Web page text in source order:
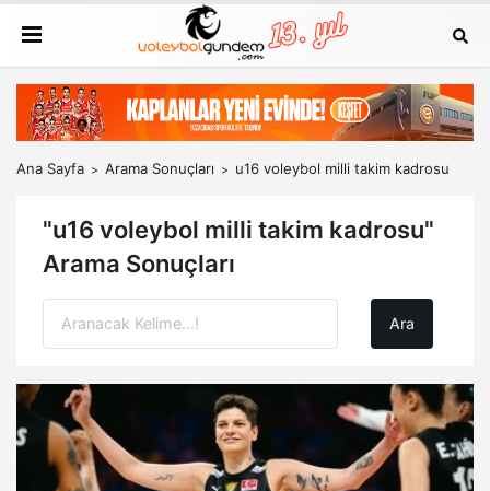
Ana Sayfa Arama Sonuçları u16 voleybol milli takim kadrosu
"u16 voleybol milli takim kadrosu"
Arama Sonuçları